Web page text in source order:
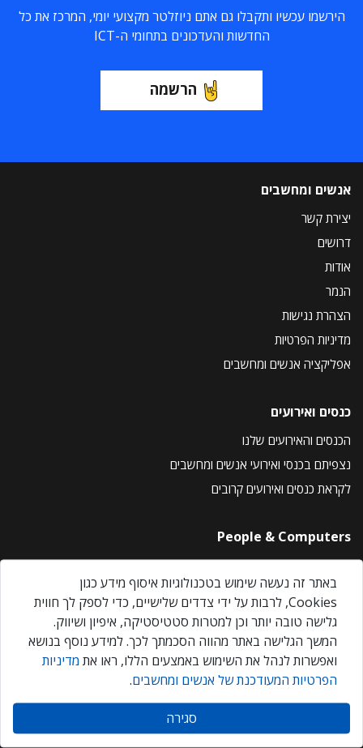
הירשמו עכשיו ותקבלו גם אתם ניוזלטר מקצועי יומי, המרכז את כל
החדשות והעדכונים בתחומי ה-ICT
הרשמה
אנשים ומחשבים
יצירת קשר
דרושים
אודות
הנמר
הצהרת נגישות
מדיניות הפרטיות
אפליקציה אנשים ומחשבים
כנסים ואירועים
הכנסים והאירועים שלנו
נצפיתם בכנסי ואירועי אנשים ומחשבים
לקראת כנסים ואירועים קרובים
People & Computers
About Us
Privacy Policy
Contact Us
Our Events
אנשים ומחשבים © 2026 – כל הזכויות שמורות
באתר זה נעשה שימוש בטכנולוגיות איסוף מידע כגון
Cookies, לרבות על ידי צדדים שלישיים, כדי לספק לך חווית
גלישה טובה יותר וכן למטרות סטטיסטיקה, איפיון ושיווק.
המשך הגלישה באתר מהווה הסכמתך לכך. למידע נוסף בנושא
ואפשרות לנהל את השימוש באמצעים הללו, ראו את מדיניות
הפרטיות המעודכנת של אנשים ומחשבים.
סגירה